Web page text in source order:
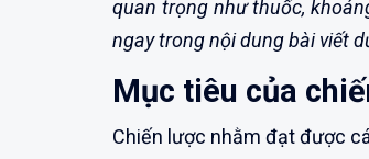
quan trọng như thuốc,
ngay trong nội dung bài viết
Mục tiêu của
Chiến lược nhằm đạt được